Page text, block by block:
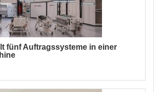
fünf Auftragssysteme in einer